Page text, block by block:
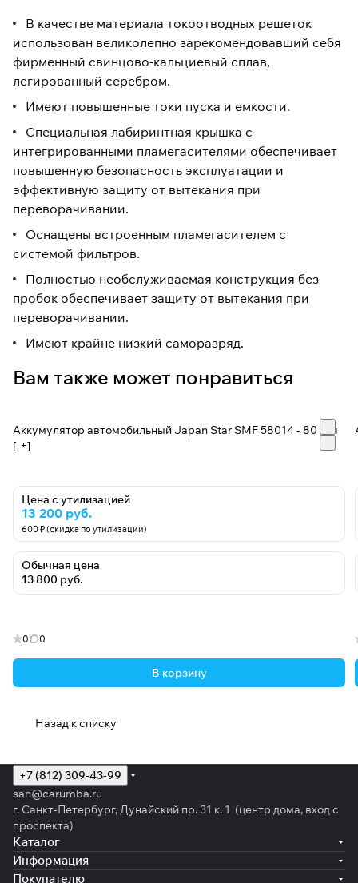
В качестве материала токоотводных решеток
использован великолепно зарекомендовавший себя
фирменный свинцово-кальциевый сплав,
легированный серебром.
Имеют повышенные токи пуска и емкости.
Специальная лабиринтная крышка с
интегрированными пламегасителями обеспечивает
повышенную безопасность эксплуатации и
эффективную защиту от вытекания при
переворачивании.
Оснащены встроенным пламегасителем с
системой фильтров.
Полностью необслуживаемая конструкция без
пробок обеспечивает защиту от вытекания при
переворачивании.
Имеют крайне низкий саморазряд.
Вам также может понравиться
Аккумулятор автомобильный Japan Star SMF 58014 - 80 А/ч
[-+]
Цена с утилизацией
13 200 руб.
600 ₽ (скидка по утилизации)
Обычная цена
13 800 руб.
0 0
В корзину
Назад к списку
+7 (812) 309-43-99
san@carumba.ru
г. Санкт-Петербург, Дунайский пр. 31 к. 1 (центр дома, вход с
проспекта)
Каталог
Информация
Покупателю